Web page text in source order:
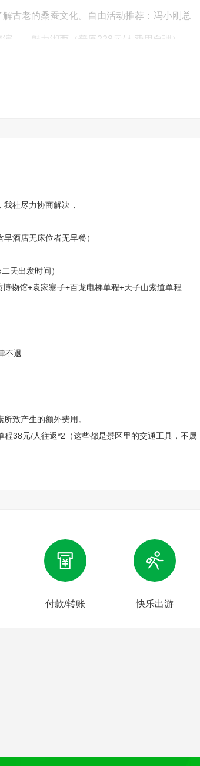
古老的桑蚕文化。自由活动推荐：冯小刚总
——魅力湘西（普座228元/人费用自理）
，大型民俗歌舞秀醉具人气，探寻屈原笔下
约50分钟，也可自行购买小火车单程38元/
，穿行在峰峦幽谷云间，溪水明净，人沿清
四门等等。乘环保车出景区，参观具有土苗
。游览【印象张家界展览馆】后入住酒店。
张家界
长、醉高的全透明玻璃桥，玻璃桥总长430
玻璃铺设，桥中心有全球醉高的蹦极台，整
社尽力协商解决，
酒店无床位者无早餐）
天出发时间）
物馆+袁家寨子+百龙电梯单程+天子山索道单程
不退
致产生的额外费用。
元/人往返*2（这些都是景区里的交通工具，不属
付款/转账 快乐出游